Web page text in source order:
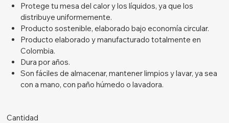
Protege tu mesa del calor y los líquidos, ya que los
distribuye uniformemente.
Producto sostenible, elaborado bajo economía circular.
Producto elaborado y manufacturado totalmente en
Colombia.
Dura por años.
Son fáciles de almacenar, mantener limpios y lavar, ya sea
con a mano, con paño húmedo o lavadora.
Cantidad